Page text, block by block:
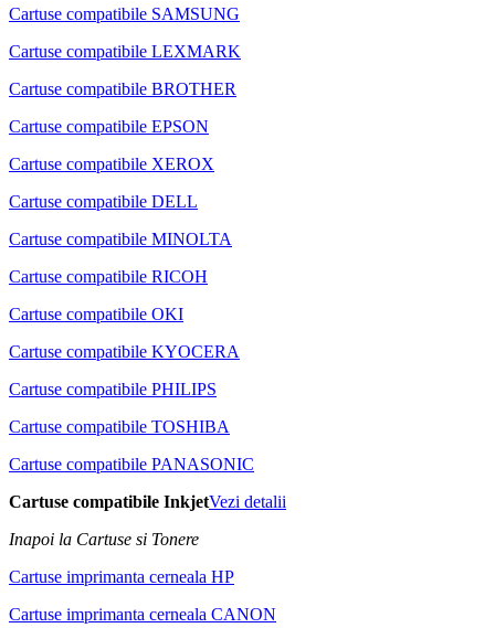
Cartuse compatibile SAMSUNG
Cartuse compatibile LEXMARK
Cartuse compatibile BROTHER
Cartuse compatibile EPSON
Cartuse compatibile XEROX
Cartuse compatibile DELL
Cartuse compatibile MINOLTA
Cartuse compatibile RICOH
Cartuse compatibile OKI
Cartuse compatibile KYOCERA
Cartuse compatibile PHILIPS
Cartuse compatibile TOSHIBA
Cartuse compatibile PANASONIC
Cartuse compatibile InkjetVezi detalii
Inapoi la Cartuse si Tonere
Cartuse imprimanta cerneala HP
Cartuse imprimanta cerneala CANON